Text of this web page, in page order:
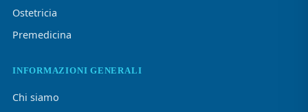
Ostetricia
Premedicina
INFORMAZIONI GENERALI
Chi siamo